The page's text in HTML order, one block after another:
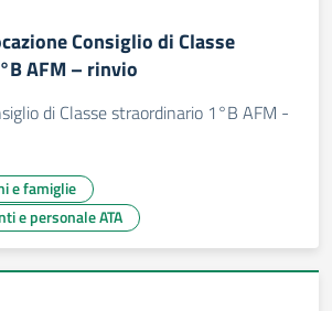
Consiglio di Classe
AFM – rinvio
di Classe straordinario 1°B AFM -
e famiglie
e personale ATA